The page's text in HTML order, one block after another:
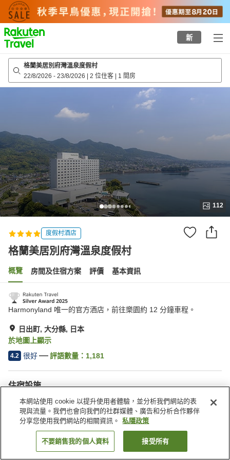
to
top
page
新
格蘭美居別府灣溫泉度假村
22/8/2026 - 23/8/2026 | 2 位住客 | 1 間房
112
度假村酒店
格蘭美居別府灣溫泉度假村
概覽 房間及住宿方案 評價 基本資訊
日出町, 大分縣, 日本
於地圖上顯示
4.2 很好 評語數量： 1,181
住宿設施
Wi-Fi
桑拿
餐廳
休息室
日本 大分縣 日出町 格蘭美居別府灣溫泉度假村
找客房
本網站使用 cookie 以提升使用者體驗，並分析我們網站的表
現與流量。我們也會向我們的社群媒體、廣告和分析合作夥伴
分享您使用我們網站的相關資訊。
私隱政策
不要銷售我的個人資料 接受所有